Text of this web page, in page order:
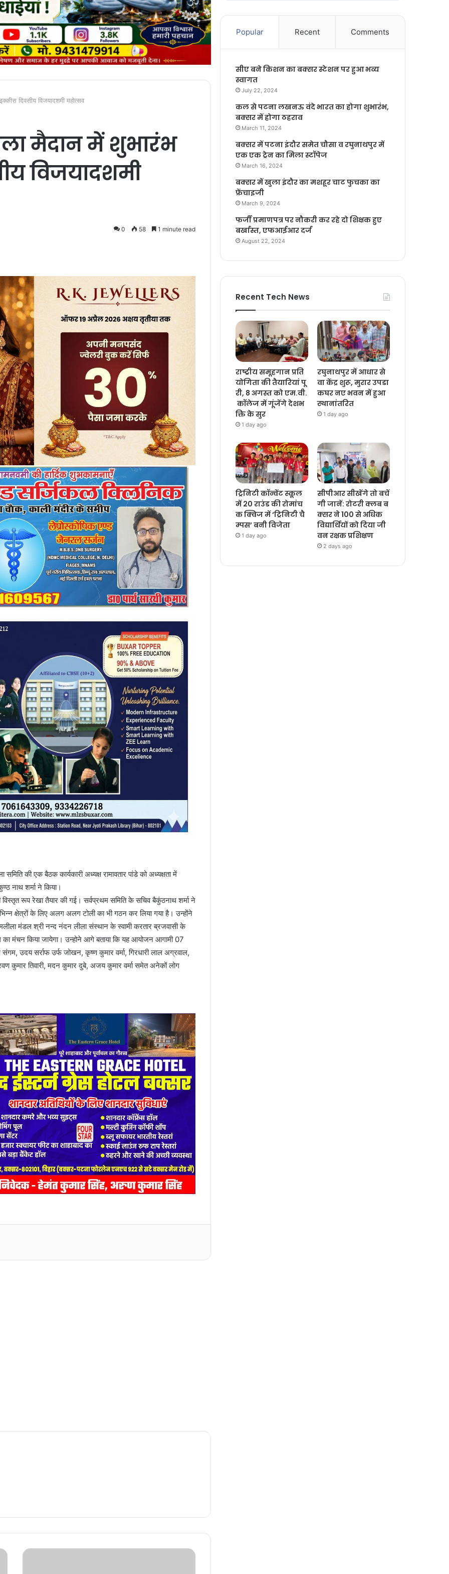
दिवसीय विजयादशमी महोत्सव
मैदान में शुभारंभ
विजयादशमी
0 58 1 minute read
की एक बैठक कार्यकारी अध्यक्ष रामावतार पांडे को अध्यक्षता में
नाथ शर्मा ने किया।
रूप रेखा तैयार की गई। सर्वप्रथम समिति के सचिव बैकुंठनाथ शर्मा ने
क्षेत्रों के लिए अलग अलग टोली का भी गठन कर लिया गया है। उन्होंने
मंडल श्री नन्द नंदन लीला संस्थान के स्वामी करतार ब्रजवासी के
का मंचन किया जायेगा। उन्होने आगे बताया कि यह आयोजन आगामी 07
उदय सर्राफ उर्फ जोखन, कृष्ण कुमार वर्मा, गिरधारी लाल अग्रवाल,
कुमार तिवारी, मदन कुमार दुबे, अजय कुमार वर्मा समेत अनेकों लोग
Popular Recent Comments
सीए बने किशन का बक्सर स्टेशन पर हुआ भव्य
स्वागत
July 22, 2024
कल से पटना लखनऊ वंदे भारत का होगा शुभारंभ,
बक्सर में होगा ठहराव
March 11, 2024
बक्सर में पटना इंदौर समेत चौसा व रघुनाथपुर में
एक एक ट्रेन का मिला स्टॉपेज
March 16, 2024
बक्सर में खुला इंदौर का मशहूर चाट फुचका का
फ्रेंचाइजी
March 9, 2024
फर्जी प्रमाणपत्र पर नौकरी कर रहे दो शिक्षक हुए
बर्खास्त, एफआईआर दर्ज
August 22, 2024
Recent Tech News
राष्ट्रीय समूहगान प्रति
योगिता की तैयारियां पू
री, 8 अगस्त को एम.वी.
कॉलेज में गूंजेंगे देशभ
क्ति के सुर
1 day ago
रघुनाथपुर में आधार से
वा केंद्र शुरू, मुरार उपडा
कघर नए भवन में हुआ
स्थानांतरित
1 day ago
ट्रिनिटी कॉन्वेंट स्कूल
में 20 राउंड की रोमांच
क क्विज में ‘ट्रिनिटी चै
म्पस’ बनी विजेता
1 day ago
सीपीआर सीखेंगे तो बचें
गी जानें: रोटरी क्लब ब
क्सर ने 100 से अधिक
विद्यार्थियों को दिया जी
वन रक्षक प्रशिक्षण
2 days ago